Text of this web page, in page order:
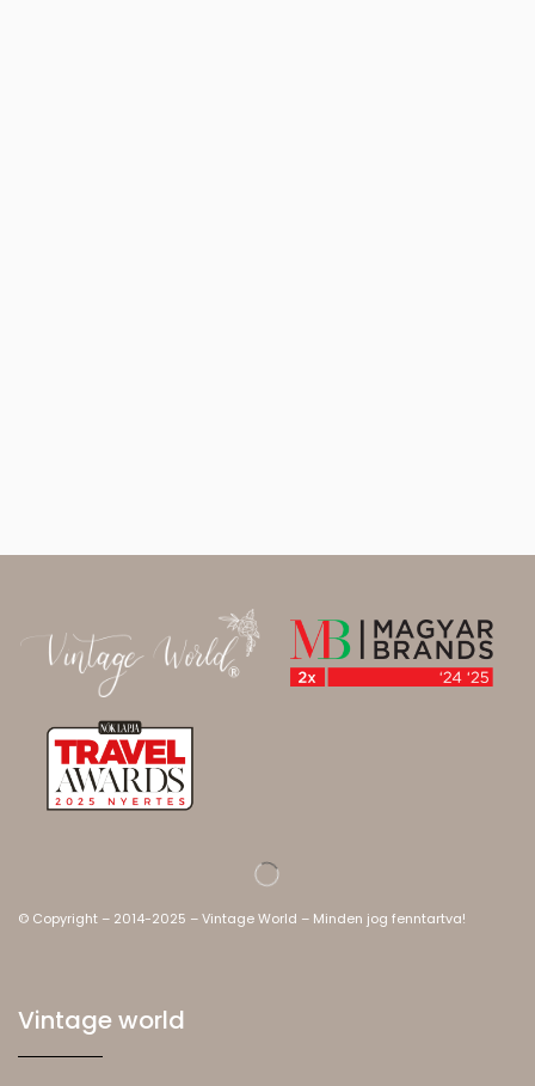
© Copyright – 2014-2025 – Vintage World – Minden jog fenntartva!
Vintage world